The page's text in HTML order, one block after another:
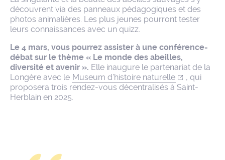
découvrent via des panneaux pédagogiques et des
photos animalières. Les plus jeunes pourront tester
leurs connaissances avec un quizz.
Le 4 mars, vous pourrez assister à une conférence-
débat sur le thème « Le monde des abeilles,
diversité et avenir ». Elle inaugure le partenariat de la
Longère avec le Museum d’histoire naturelle
, qui
proposera trois rendez-vous décentralisés à Saint-
Herblain en 2025.